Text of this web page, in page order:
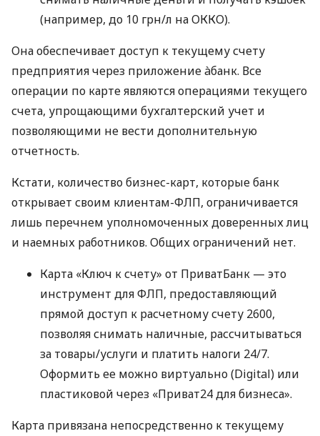
(например, до 10 грн/л на ОККО).
Она обеспечивает доступ к текущему счету
предприятия через приложение àбанк. Все
операции по карте являются операциями текущего
счета, упрощающими бухгалтерский учет и
позволяющими не вести дополнительную
отчетность.
Кстати, количество бизнес-карт, которые банк
открывает своим клиентам-ФЛП, ограничивается
лишь перечнем уполномоченных доверенных лиц
и наемных работников. Общих ограничений нет.
Карта «Ключ к счету» от ПриватБанк — это
инструмент для ФЛП, предоставляющий
прямой доступ к расчетному счету 2600,
позволяя снимать наличные, рассчитываться
за товары/услуги и платить налоги 24/7.
Оформить ее можно виртуально (Digital) или
пластиковой через «Приват24 для бизнеса».
Карта привязана непосредственно к текущему